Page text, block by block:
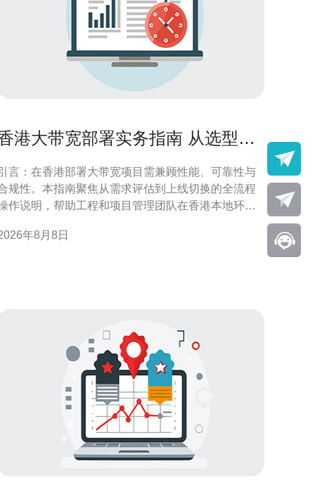
港大带宽部署实务指南 从选型到
言：在香港部署大带宽项目需兼顾性能、可靠性与
规性。本指南聚焦从需求评估到上线切换的全流程
作说明，帮助工程和项目管理团队在香港本地环境
量规划 对香港大带宽部署，首先需进行业务流量
年8月8日